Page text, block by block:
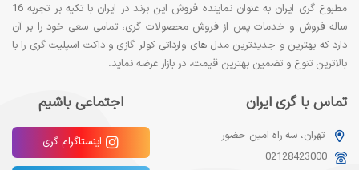
مطبوع گری ایران به عنوان نماینده فروش این برند در ایران با تکیه بر تجربه 16
ساله فروش و خدمات پس از فروش محصولات گری، تمامی سعی خود را بر آن
دارد که بهترین و جدیدترین مدل های وارداتی کولر گازی و داکت اسپلیت گری را با
بالاترین تنوع و تضمین بهترین قیمت، در بازار عرضه نماید.
تماس با گری ایران
تهران، سه راه امین حضور
02128423000
اجتماعی باشیم
اینستاگرام گری